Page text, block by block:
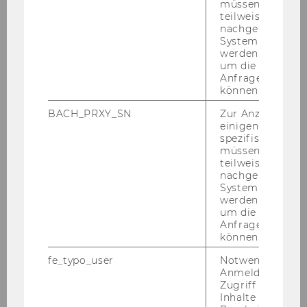
Masterstudium
müssen
teilweise von
nachgelagerten
System
werden.
um die Antwort
Anfrage
können.
BACH_PRXY_SN
Zur Anzeige von
einigen WU-
spezifischen
müssen
teilweise von
nachgelagerten
System
werden.
um die Antwort
Anfrage
können.
fe_typo_user
Notwendig für
Anmeldung und
Zugriff auf
Inhalte oder zur